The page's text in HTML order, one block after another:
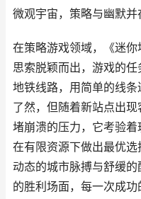
微观宇宙，策略与幽默并
在策略游戏领域，《迷
思索脱颖而出，游戏的
地铁线路，用简单的线
了然，但随着新站点出
堵崩溃的压力，它考验着
在有限资源下做出最优选
动态的城市脉搏与舒缓
的胜利场面，每一次成功